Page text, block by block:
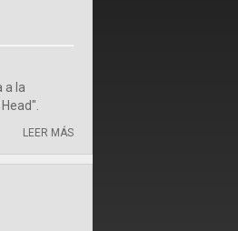
a la
LEER MÁS